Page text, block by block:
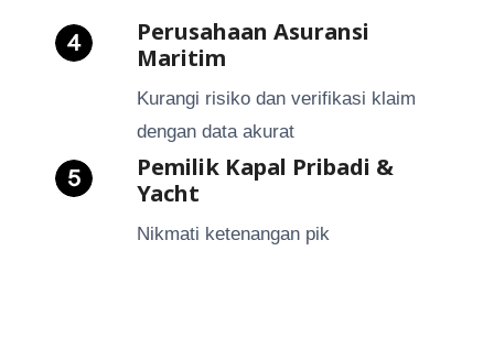
Perusahaan Asuransi
Maritim
Kurangi risiko dan verifikasi klaim
dengan data akurat
Pemilik Kapal Pribadi &
Yacht
Nikmati ketenangan pik